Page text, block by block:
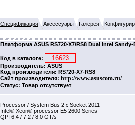
Спецификация Аксессуары Галерея
Платформа ASUS RS720-X7/RS8 Dual Intel Sandy-
Код в каталоге:
Производитель: ASUS
Код производителя: RS720-X7-RS8
Сайт производителя: http://www.asuscom.ru/
Статус: Товар отсутствует
Processor / System Bus 2 x Socket 2011
Intel® Xeon® processor E5-2600 Series
QPI 6.4 / 7.2 / 8.0 GT/s